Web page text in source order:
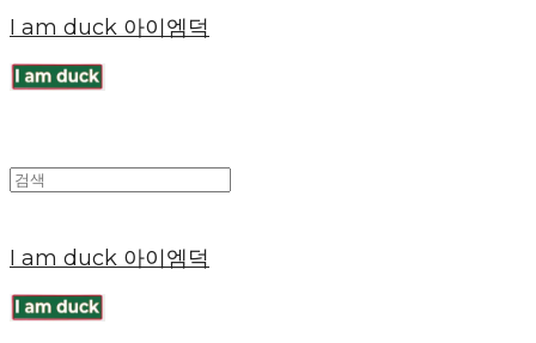
I am duck 아이엠덕
I am duck 아이엠덕